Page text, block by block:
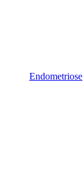
Endometriose